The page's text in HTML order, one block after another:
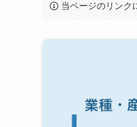
当ページのリンク